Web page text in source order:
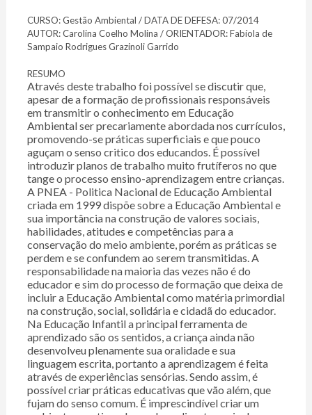
CURSO: Gestão Ambiental / DATA DE DEFESA: 07/2014
AUTOR: Carolina Coelho Molina / ORIENTADOR: Fabíola de
Sampaio Rodrigues Grazinoli Garrido
RESUMO
Através deste trabalho foi possível se discutir que,
apesar de a formação de profissionais responsáveis
em transmitir o conhecimento em Educação
Ambiental ser precariamente abordada nos currículos,
promovendo-se práticas superficiais e que pouco
aguçam o senso critico dos educandos. É possível
introduzir planos de trabalho muito frutíferos no que
tange o processo ensino-aprendizagem entre crianças.
A PNEA - Politica Nacional de Educação Ambiental
criada em 1999 dispõe sobre a Educação Ambiental e
sua importância na construção de valores sociais,
habilidades, atitudes e competências para a
conservação do meio ambiente, porém as práticas se
perdem e se confundem ao serem transmitidas. A
responsabilidade na maioria das vezes não é do
educador e sim do processo de formação que deixa de
incluir a Educação Ambiental como matéria primordial
na construção, social, solidária e cidadã do educador.
Na Educação Infantil a principal ferramenta de
aprendizado são os sentidos, a criança ainda não
desenvolveu plenamente sua oralidade e sua
linguagem escrita, portanto a aprendizagem é feita
através de experiências sensórias. Sendo assim, é
possível criar práticas educativas que vão além, que
fujam do senso comum. É imprescindível criar um